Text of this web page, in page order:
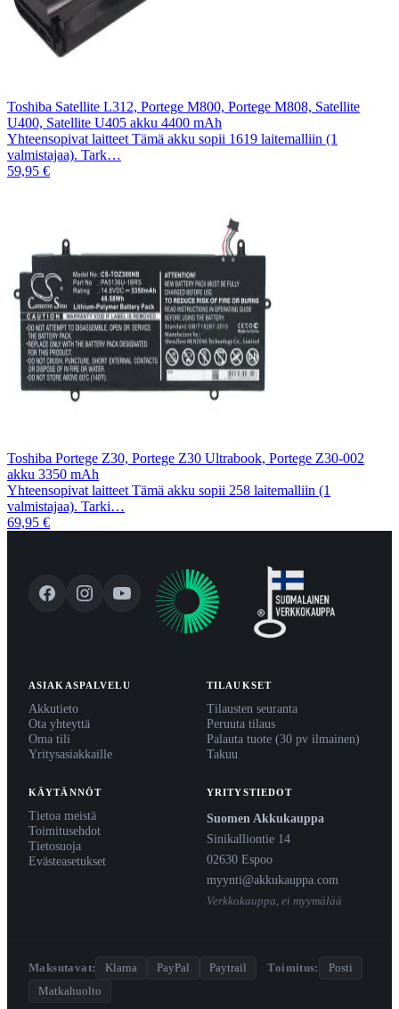
Toshiba Satellite L312, Portege M800, Portege M808, Satellite
U400, Satellite U405 akku 4400 mAh
Yhteensopivat laitteet Tämä akku sopii 1619 laitemalliin (1
valmistajaa). Tark…
59,95 €
Toshiba Portege Z30, Portege Z30 Ultrabook, Portege Z30-002
akku 3350 mAh
Yhteensopivat laitteet Tämä akku sopii 258 laitemalliin (1
valmistajaa). Tarki…
69,95 €
ASIAKASPALVELU
Akkutieto
Ota yhteyttä
Oma tili
Yritysasiakkaille
TILAUKSET
Tilausten seuranta
Peruuta tilaus
Palauta tuote (30 pv ilmainen)
Takuu
KÄYTÄNNÖT
Tietoa meistä
Toimitusehdot
Tietosuoja
Evästeasetukset
YRITYSTIEDOT
Suomen Akkukauppa
Sinikalliontie 14
02630 Espoo
myynti@akkukauppa.com
Verkkokauppa, ei myymälää
Maksutavat: Klarna PayPal Paytrail · Toimitus:
Posti
Matkahuolto